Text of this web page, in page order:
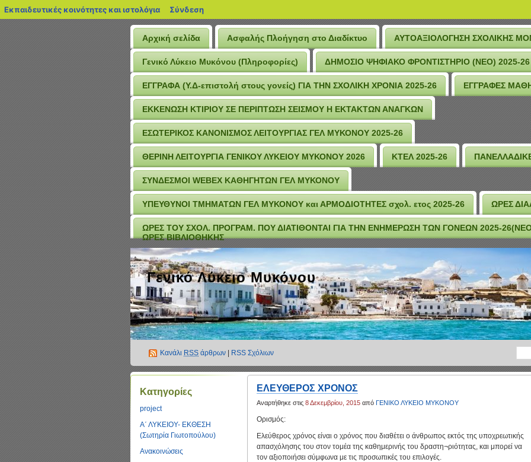
Εκπαιδευτικές κοινότητες και ιστολόγια blogs.sch.gr
Σύνδεση
Αρχική σελίδα Ασφαλής Πλοήγηση στο Διαδίκτυο ΑΥΤΟΑΞΙΟΛΟΓΗΣΗ ΣΧΟΛΙΚΗΣ
Γενικό Λύκειο Μυκόνου (Πληροφορίες) ΔΗΜΟΣΙΟ ΨΗΦΙΑΚΟ ΦΡΟΝΤΙΣΤΗΡΙΟ (ΝΕΟ) 2025-26
ΕΓΓΡΑΦΑ (Υ.Δ-επιστολή στους γονείς) ΓΙΑ ΤΗΝ ΣΧΟΛΙΚΗ ΧΡΟΝΙΑ 2025-26 ΕΓΓΡΑΦΕΣ
ΕΚΚΕΝΩΣΗ ΚΤΙΡΙΟΥ ΣΕ ΠΕΡΙΠΤΩΣΗ ΣΕΙΣΜΟΥ Η ΕΚΤΑΚΤΩΝ ΑΝΑΓΚΩΝ
ΕΣΩΤΕΡΙΚΟΣ ΚΑΝΟΝΙΣΜΟΣ ΛΕΙΤΟΥΡΓΙΑΣ ΓΕΛ ΜΥΚΟΝΟΥ 2025-26
ΘΕΡΙΝΗ ΛΕΙΤΟΥΡΓΙΑ ΓΕΝΙΚΟΥ ΛΥΚΕΙΟΥ ΜΥΚΟΝΟΥ 2026 ΚΤΕΛ 2025-26
ΣΥΝΔΕΣΜΟΙ WEBEX ΚΑΘΗΓΗΤΩΝ ΓΕΛ ΜΥΚΟΝΟΥ
ΥΠΕΥΘΥΝΟΙ ΤΜΗΜΑΤΩΝ ΓΕΛ ΜΥΚΟΝΟΥ και ΑΡΜΟΔΙΟΤΗΤΕΣ σχολ. ετος 2025-26 ΩΡΕΣ
ΩΡΕΣ ΤΟΥ ΣΧΟΛ. ΠΡΟΓΡΑΜ. ΠΟΥ ΔΙΑΤΙΘΟΝΤΑΙ ΓΙΑ ΤΗΝ ΕΝΗΜΕΡΩΣΗ ΤΩΝ ΓΟΝΕΩΝ 2025-26(ΝΕΟ
ΩΡΕΣ ΒΙΒΛΙΟΘΗΚΗΣ
Γενικό Λύκειο Μυκόνου
Κανάλι RSS άρθρων RSS Σχόλιων
Kατηγορίες
project
Α΄ ΛΥΚΕΙΟΥ- ΕΚΘΕΣΗ
(Σωτηρία Γιωτοπούλου)
Ανακοινώσεις
ΕΛΕΥΘΕΡΟΣ ΧΡΟΝΟΣ
Αναρτήθηκε στις 8 Δεκεμβρίου, 2015 από ΓΕΝΙΚΟ ΛΥΚΕΙΟ ΜΥΚΟΝΟΥ
Ορισμός:
Ελεύθερος χρόνος είναι ο χρόνος που διαθέτει ο άνθρωπος εκτός της υποχρεωτικής
απασχόλησης του στον τομέα της καθημερινής του δραστη¬ριότητας, και μπορεί να
τον αξιοποιήσει σύμφωνα με τις προσωπικές του επιλογές.